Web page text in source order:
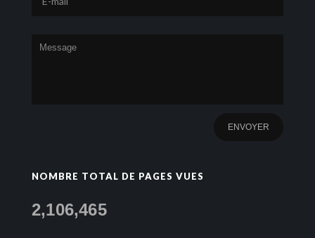
NOMBRE TOTAL DE PAGES VUES
2,106,465